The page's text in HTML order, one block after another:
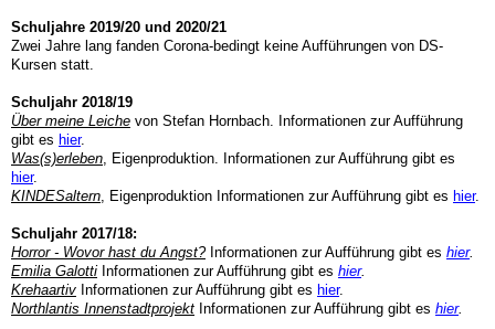
Schuljahre 2019/20 und 2020/21
Zwei Jahre lang fanden Corona-bedingt keine Aufführungen von DS-
Kursen statt.
Schuljahr 2018/19
Über meine Leiche von Stefan Hornbach. Informationen zur Aufführung
gibt es hier.
Was(s)erleben, Eigenproduktion. Informationen zur Aufführung gibt es
hier.
KINDESaltern, Eigenproduktion Informationen zur Aufführung gibt es hier.
Schuljahr 2017/18:
Horror - Wovor hast du Angst?Informationen zur Aufführung gibt es hier.
Emilia Galotti Informationen zur Aufführung gibt es hier.
Krehaartiv Informationen zur Aufführung gibt es hier.
Northlantis Innenstadtprojekt Informationen zur Aufführung gibt es hier.